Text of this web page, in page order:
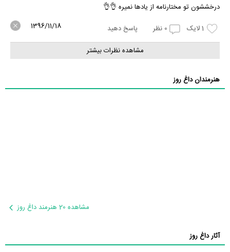
درخششون تو مختارنامه از یادها نمیره 👌👌
1لایک 0 نظر پاسخ دهید 1396/11/18
مشاهده نظرات بیشتر
هنرمندان داغ روز
مشاهده 20 هنرمند داغ روز
آثار داغ روز